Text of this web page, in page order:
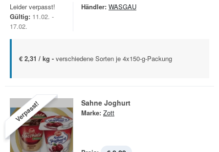
Leider verpasst!
Gültig: 11.02. -
17.02.
Händler: WASGAU
€ 2,31 / kg - verschiedene Sorten je 4x150-g-Packung
Verpasst! Sahne Joghurt
Marke: Zott